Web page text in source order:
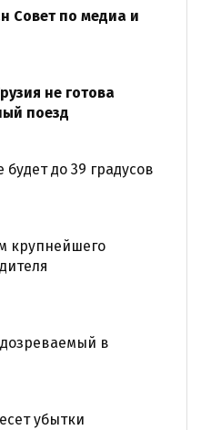
Совет по медиа и
не готова
поезд
до 39 градусов
крупнейшего
в
убытки